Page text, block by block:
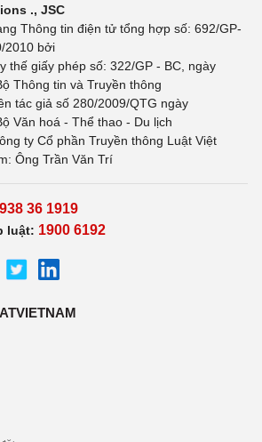
., JSC
Thông tin điện tử tổng hợp số: 692/GP-
2010 bởi
thế giấy phép số: 322/GP - BC, ngày
Thông tin và Truyền thông
tác giả số 280/2009/QTG ngày
Văn hoá - Thể thao - Du lịch
ty Cổ phần Truyền thông Luật Việt
Ông Trần Văn Trí
36 1919
luật: 1900 6192